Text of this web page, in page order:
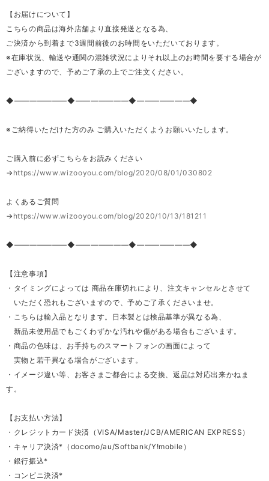
【お届けについて】
こちらの商品は海外店舗より直接発送となる為、
ご決済から到着まで3週間前後のお時間をいただいております。
※在庫状況、輸送や通関の混雑状況によりそれ以上のお時間を要する場合が
ございますので、予めご了承の上でご注文ください。
◆―――――――◆―――――――◆―――――――◆
※ご納得いただけた方のみ ご購入いただくようお願いいたします。
ご購入前に必ずこちらをお読みください
→ https://www.wizooyou.com/blog/2020/08/01/030802
よくあるご質問
→ https://www.wizooyou.com/blog/2020/10/13/181211
◆―――――――◆―――――――◆―――――――◆
【注意事項】
・タイミングによっては 商品在庫切れにより、注文キャンセルとさせて
いただく恐れもございますので、予めご了承くださいませ。
・こちらは輸入品となります。日本製とは検品基準が異なる為、
新品未使用品でもごくわずかな汚れや傷がある場合もございます。
・商品の色味は、お手持ちのスマートフォンの画面によって
実物と若干異なる場合がございます。
・イメージ違い等、お客さまご都合による交換、返品は対応出来かねま
す。
【お支払い方法】
・クレジットカード決済（VISA/Master/JCB/AMERICAN EXPRESS）
・キャリア決済*（docomo/au/Softbank/Y!mobile）
・銀行振込*
・コンビニ決済*